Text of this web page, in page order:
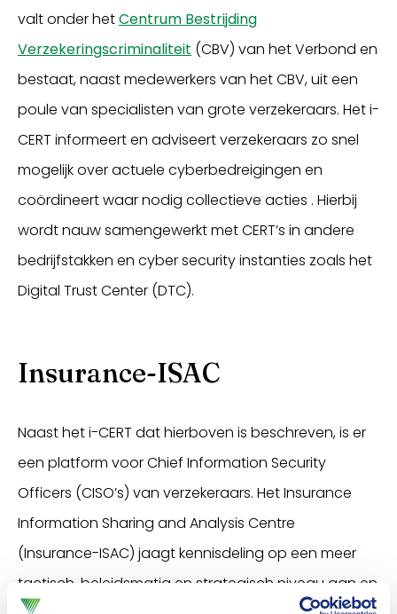
valt onder hetCentrum Bestrijding
Verzekeringscriminaliteit (CBV) van het Verbond en
bestaat, naast medewerkers van het CBV, uit een
poule van specialisten van grote verzekeraars. Het i-
CERT informeert en adviseert verzekeraars zo snel
mogelijk over actuele cyberbedreigingen en
coördineert waar nodig collectieve acties . Hierbij
wordt nauw samengewerkt met CERT’s in andere
bedrijfstakken en cyber security instanties zoals het
Digital Trust Center (DTC).
Insurance-ISAC
Naast het i-CERT dat hierboven is beschreven, is er
een platform voor Chief Information Security
Officers (CISO’s) van verzekeraars. Het Insurance
Information Sharing and Analysis Centre
(Insurance-ISAC) jaagt kennisdeling op een meer
tactisch, beleidsmatig en strategisch niveau aan en